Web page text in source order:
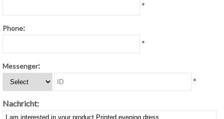
*
Phone:
*
Messenger:
*
Nachricht: